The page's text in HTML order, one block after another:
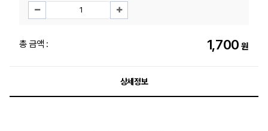
총 금액 : 1,700 원
상세정보